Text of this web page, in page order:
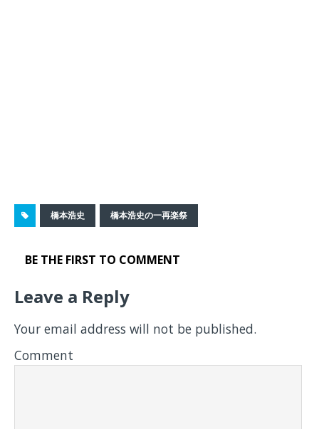
橋本浩史 橋本浩史の一再楽祭
BE THE FIRST TO COMMENT
Leave a Reply
Your email address will not be published.
Comment